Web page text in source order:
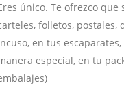
único. Te ofrezco que
folletos, postales,
en tus
especial, en tu